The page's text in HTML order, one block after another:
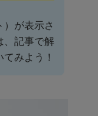
）が表示さ
、記事で解
みよう！